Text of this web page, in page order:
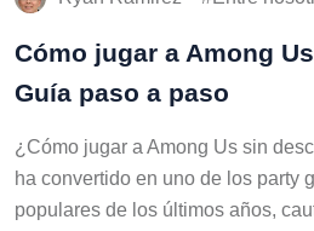
Cómo jugar a Among
Guía paso a paso
¿Cómo jugar a Among Us sin
ha convertido en uno de los party
populares de los últimos años,